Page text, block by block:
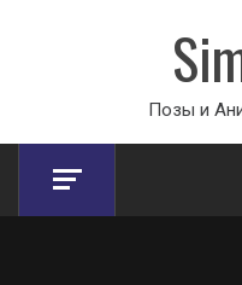
Позы и